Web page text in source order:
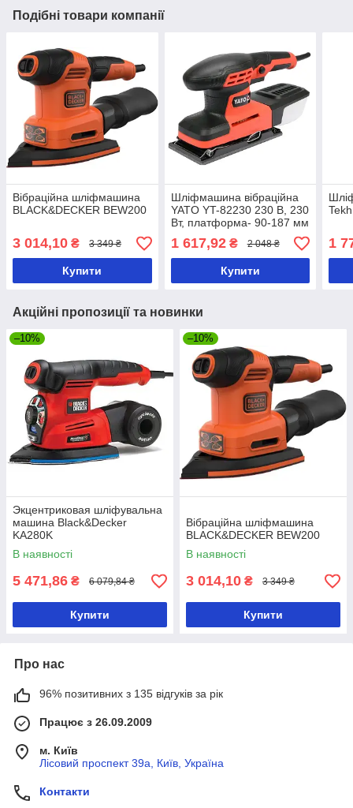
Подібні товари компанії
Вібраційна шліфмашина
BLACK&DECKER BEW200
3 014,10 ₴ 3 349 ₴
Купити
Шліфмашина вібраційна
YATO YT-82230 230 В, 230
Вт, платформа- 90-187 мм
1 617,92₴ 2 048 ₴
Купити
1
Акційні пропозиції та новинки
–10%
Экцентриковая шліфувальна
машина Black&Decker
KA280K
В наявності
5 471,86 ₴ 6 079,84 ₴
Купити
–10%
Вібраційна шліфмашина
BLACK&DECKER BEW200
В наявності
3 014,10 ₴ 3 349 ₴
Купити
Про нас
96% позитивних з 135 відгуків за рік
Працює з 26.09.2009
м. Київ
Лісовий проспект 39а, Київ, Україна
Контакти